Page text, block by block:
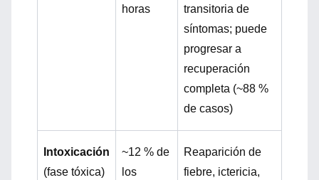
horas
transitoria de
síntomas; puede
progresar a
recuperación
completa (~88 %
de casos)
Intoxicación
(fase tóxica)
~12 % de
los
Reaparición de
fiebre, ictericia,